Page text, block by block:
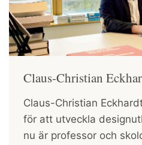
Claus-Christian
Claus-Christian
för att utveckla
nu är professor och